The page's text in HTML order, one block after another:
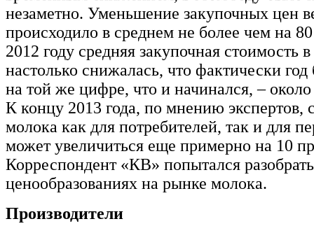
незаметно. Уменьшение закупочных цен
происходило в среднем не более чем на
2012 году средняя закупочная стоимость
настолько снижалась, что фактически
на той же цифре, что и начинался, –
К концу 2013 года, по мнению экспертов,
молока как для потребителей, так и для
может увеличиться еще примерно на 10
Корреспондент «КВ» попытался
ценообразованиях на рынке молока.
Производители